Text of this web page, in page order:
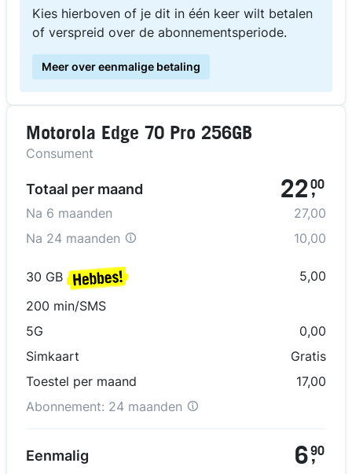
Kies hierboven of je dit in één keer wilt betalen
of verspreid over de abonnementsperiode.
Meer over eenmalige betaling
Motorola Edge 70 Pro 256GB
Consument
Totaal per maand 22,
00
Na 6 maanden
27,00
Na 24 maanden 10,00
30 GB
5,00
200 min/SMS
5G
0,00
Simkaart
Gratis
Toestel per maand
17,00
Abonnement: 24 maanden
Eenmalig 6,
90